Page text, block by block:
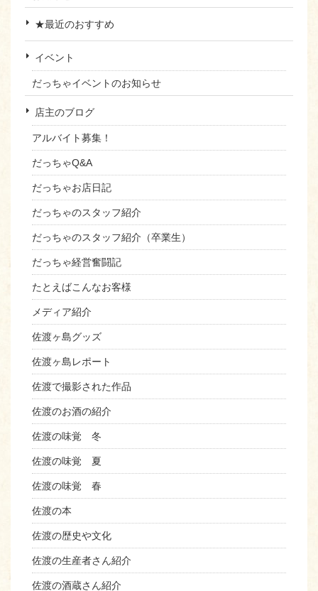
★最近のおすすめ
イベント
だっちゃイベントのお知らせ
店主のブログ
アルバイト募集！
だっちゃQ&A
だっちゃお店日記
だっちゃのスタッフ紹介
だっちゃのスタッフ紹介（卒業生）
だっちゃ経営奮闘記
たとえばこんなお客様
メディア紹介
佐渡ヶ島グッズ
佐渡ヶ島レポート
佐渡で撮影された作品
佐渡のお酒の紹介
佐渡の味覚 冬
佐渡の味覚 夏
佐渡の味覚 春
佐渡の本
佐渡の歴史や文化
佐渡の生産者さん紹介
佐渡の酒蔵さん紹介